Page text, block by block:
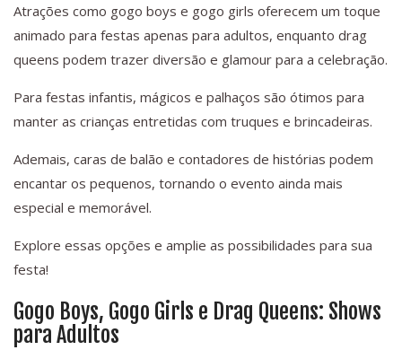
Atrações como gogo boys e gogo girls oferecem um toque
animado para festas apenas para adultos, enquanto drag
queens podem trazer diversão e glamour para a celebração.
Para festas infantis, mágicos e palhaços são ótimos para
manter as crianças entretidas com truques e brincadeiras.
Ademais, caras de balão e contadores de histórias podem
encantar os pequenos, tornando o evento ainda mais
especial e memorável.
Explore essas opções e amplie as possibilidades para sua
festa!
Gogo Boys, Gogo Girls e Drag Queens: Shows
para Adultos